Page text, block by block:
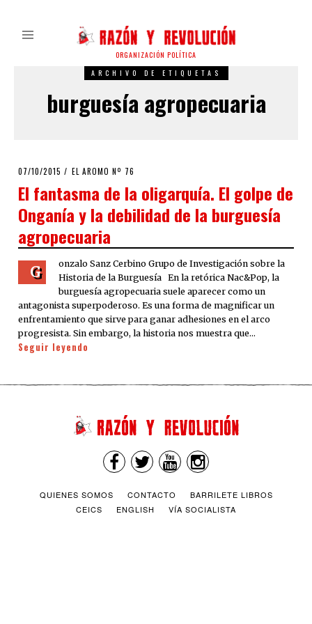
ORGANIZACIÓN POLÍTICA
ARCHIVO DE ETIQUETAS
burguesía agropecuaria
POSTED
07/10/2015 EL AROMO Nº 76
El fantasma de la oligarquía. El golpe de
Onganía y la debilidad de la burguesía
agropecuaria
G
onzalo Sanz Cerbino Grupo de Investigación sobre la
Historia de la Burguesía En la retórica Nac&Pop, la
burguesía agropecuaria suele aparecer como un
antagonista superpoderoso. Es una forma de magnificar un
enfrentamiento que sirve para ganar adhesiones en el arco
progresista. Sin embargo, la historia nos muestra que…
Seguir leyendo
QUIENES SOMOS CONTACTO
BARRILETE LIBROS
CEICS
ENGLISH VÍA SOCIALISTA